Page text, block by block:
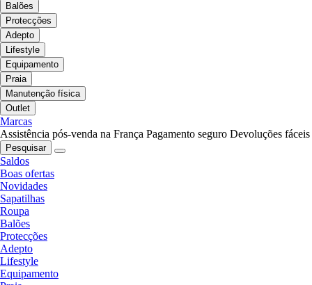
Balões
Protecções
Adepto
Lifestyle
Equipamento
Praia
Manutenção física
Outlet
Marcas
Assistência pós-venda na França Pagamento seguro Devoluções fáceis
Pesquisar
Saldos
Boas ofertas
Novidades
Sapatilhas
Roupa
Balões
Protecções
Adepto
Lifestyle
Equipamento